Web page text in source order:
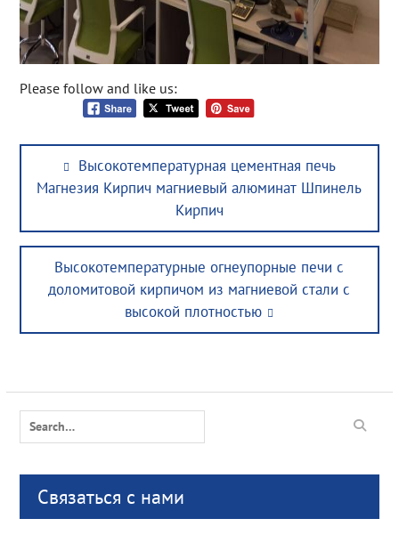
Please follow and like us:
Post
navigationPrevious
post:
Высокотемпературная цементная печь
Магнезия Кирпич магниевый алюминат Шпинель
Кирпич
Next
post:
Высокотемпературные огнеупорные печи с
доломитовой кирпичом из магниевой стали с
высокой плотностью
Search
Связаться с нами